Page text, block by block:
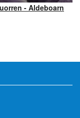
- Aldeboarn